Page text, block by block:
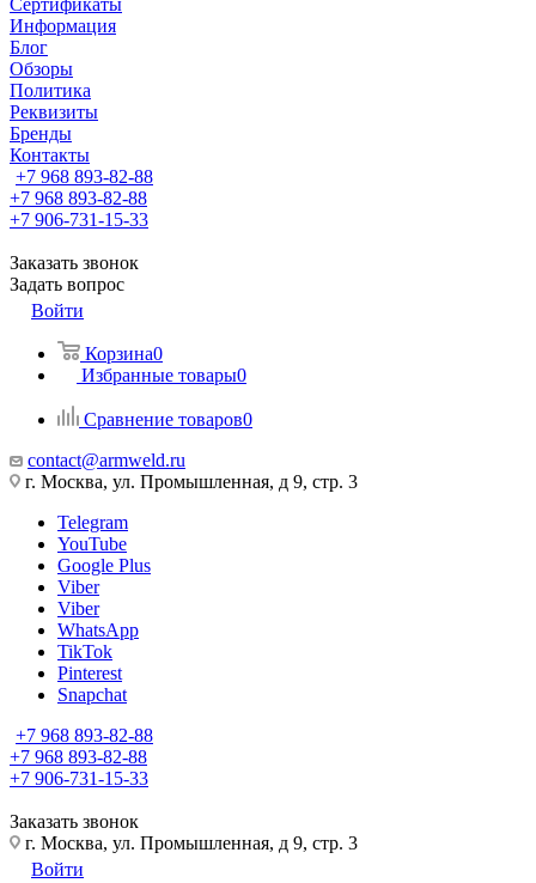
Сертификаты
Информация
Блог
Обзоры
Политика
Реквизиты
Бренды
Контакты
+7 968 893-82-88
+7 968 893-82-88
+7 906-731-15-33
Заказать звонок
Задать вопрос
Войти
Корзина0
Избранные товары0
Сравнение товаров0
contact@armweld.ru
г. Москва, ул. Промышленная, д 9, стр. 3
Telegram
YouTube
Google Plus
Viber
Viber
WhatsApp
TikTok
Pinterest
Snapchat
+7 968 893-82-88
+7 968 893-82-88
+7 906-731-15-33
Заказать звонок
г. Москва, ул. Промышленная, д 9, стр. 3
Войти